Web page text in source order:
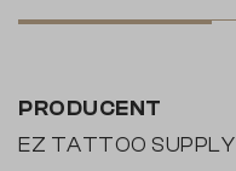
PRODUCENT
EZ TATTOO SUPPLY